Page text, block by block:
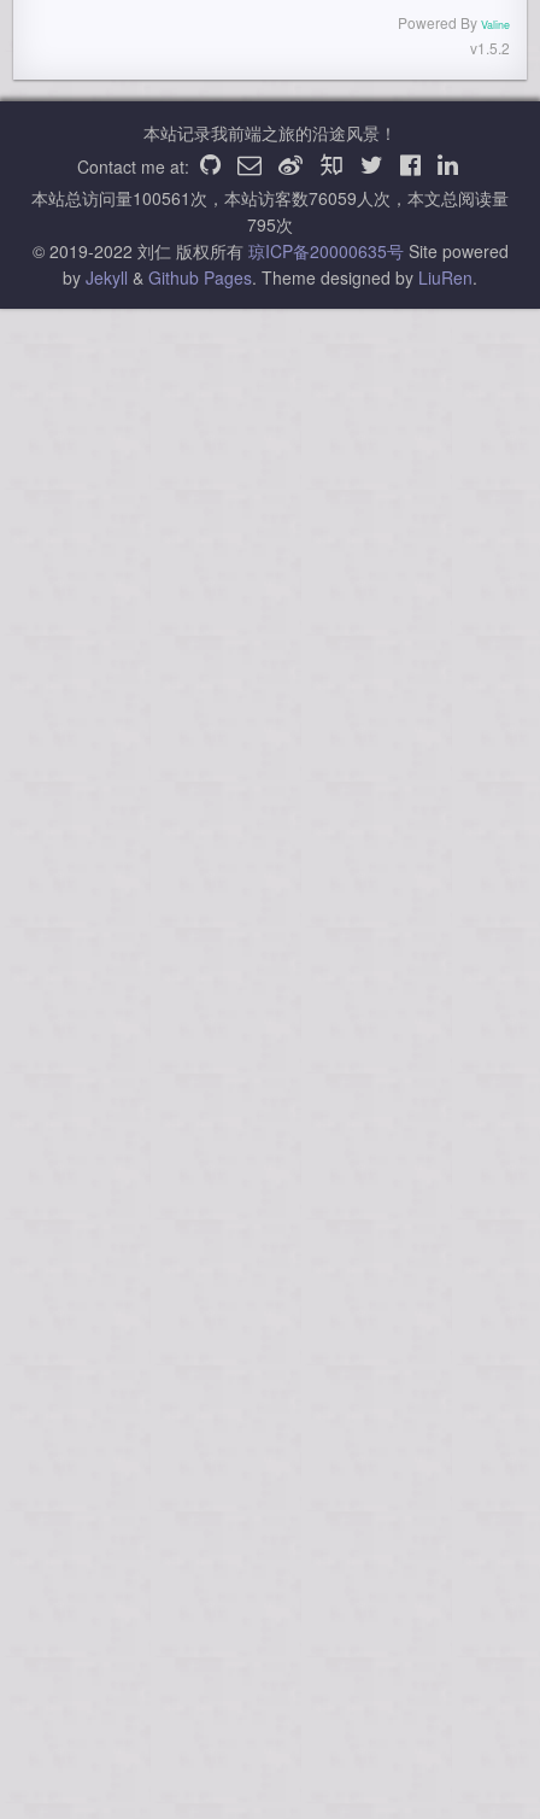
Powered By Valine
v1.5.2
本站记录我前端之旅的沿途风景！
Contact me at:
本站总访问量100561 次，本站访客数76059人次，本文总阅读量
795次
© 2019-2022 刘仁 版权所有 琼ICP备20000635号 Site powered
by Jekyll & Github Pages. Theme designed by LiuRen.